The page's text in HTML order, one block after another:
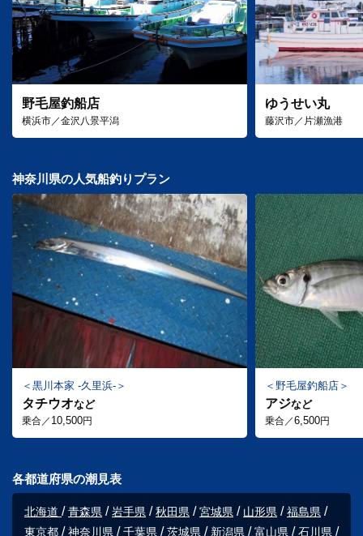
野毛屋釣船店
横浜市／金沢八景平潟
ゆうせい丸
藤沢市／片瀬漁港
神奈川県の人気船釣りプラン
黒川本家 -久里浜-
タチウオなど
乗合／ 10,500円
野毛屋釣船店
アジなど
乗合／6,500円
各都道府県の潮見表
北海道 青森県 岩手県 秋田県 宮城県 山形県
福島県
東京都
神奈川県 千葉県 茨城県 新潟県 富山県
石川県